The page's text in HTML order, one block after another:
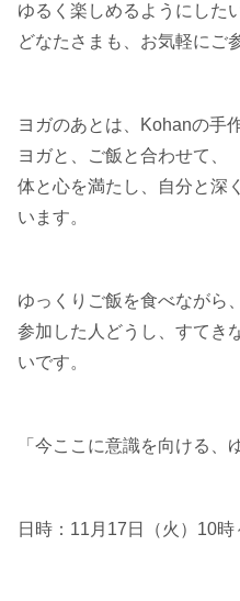
ゆるく楽しめるようにした
どなたさまも、お気軽にご
ヨガのあとは、Kohanの手
ヨガと、ご飯と合わせて、
体と心を満たし、自分と深
います。
ゆっくりご飯を食べながら、
参加した人どうし、すてき
いです。
「今ここに意識を向ける、
日時：11月17日（火）10時